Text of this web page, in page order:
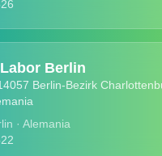
Berlin
Berlin-Bezirk
· Alemania